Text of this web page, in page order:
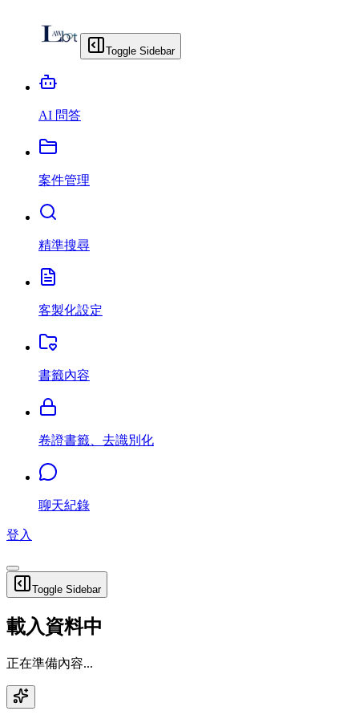
Toggle Sidebar
AI 問答
案件管理
精準搜尋
客製化設定
書籤內容
卷證書籤、去識別化
聊天紀錄
登入
Toggle Sidebar
載入資料中
正在準備內容...